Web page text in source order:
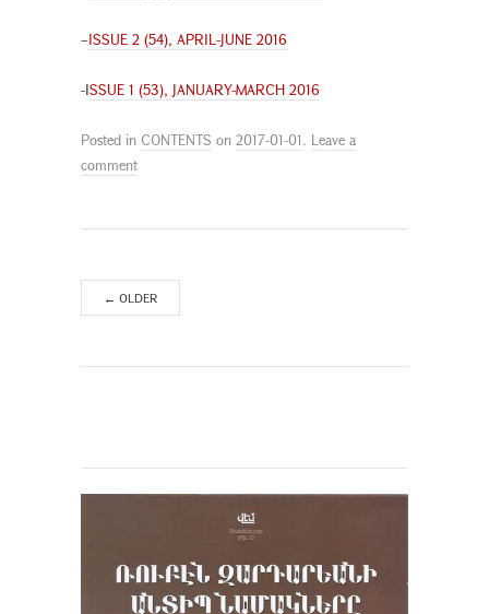
–ISSUE 2 (54), APRIL-JUNE 2016
-ISSUE 1 (53), JANUARY-MARCH 2016
Posted in CONTENTS on 2017-01-01. Leave a
comment
← OLDER